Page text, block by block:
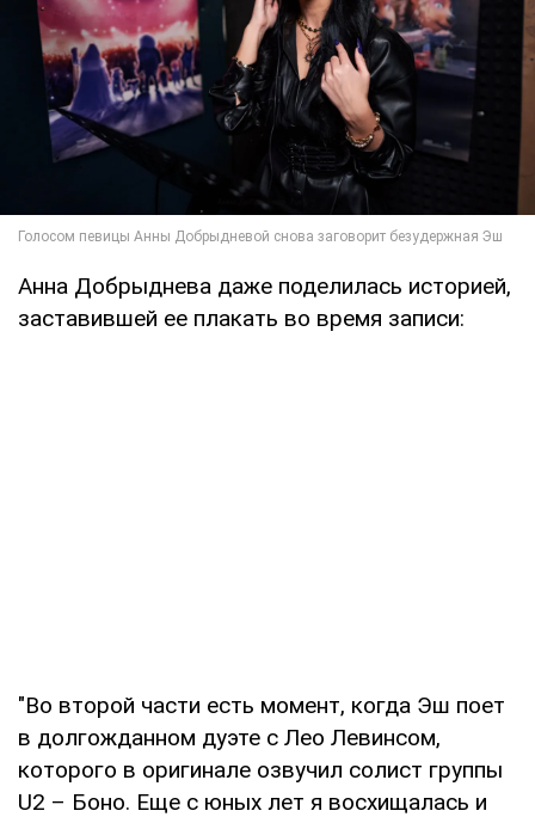
Анна Добрыднева даже поделилась историей,
заставившей ее плакать во время записи:
"Во второй части есть момент, когда Эш поет
в долгожданном дуэте с Лео Левинсом,
которого в оригинале озвучил солист группы
U2 – Боно. Еще с юных лет я восхищалась и